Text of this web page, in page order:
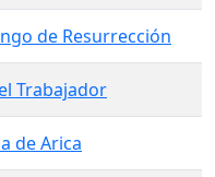
de Resurrección
Trabajador
de Arica